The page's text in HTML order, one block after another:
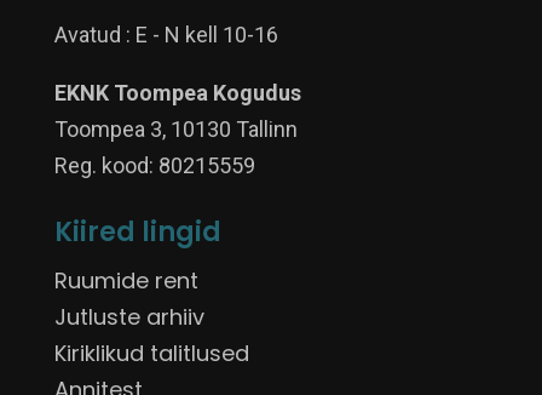
Avatud : E - N kell 10-16
EKNK Toompea Kogudus
Toompea 3, 10130 Tallinn
Reg. kood: 80215559
Kiired lingid
Ruumide rent
Jutluste arhiiv
Kiriklikud talitlused